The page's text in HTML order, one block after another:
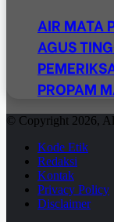
AIR MATA
AGUS
PROPAM
© Copyright 2026,
Kode Etik
Redaksi
Kontak
Privacy Policy
Disclaimer